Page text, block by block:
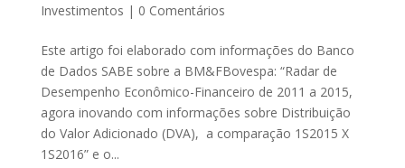
Investimentos | 0 Comentários
Este artigo foi elaborado com informações do Banco
de Dados SABE sobre a BM&FBovespa: “Radar de
Desempenho Econômico-Financeiro de 2011 a 2015,
agora inovando com informações sobre Distribuição
do Valor Adicionado (DVA), a comparação 1S2015 X
1S2016” e o...